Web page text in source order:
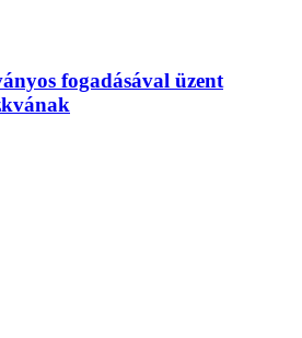
fogadásával üzent